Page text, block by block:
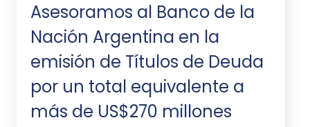
Asesoramos al Banco de la
Nación Argentina en la
emisión de Títulos de Deuda
por un total equivalente a
más de US$270 millones